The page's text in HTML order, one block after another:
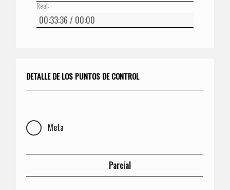
Real:
DETALLE DE LOS PUNTOS DE CONTROL
Meta
Parcial